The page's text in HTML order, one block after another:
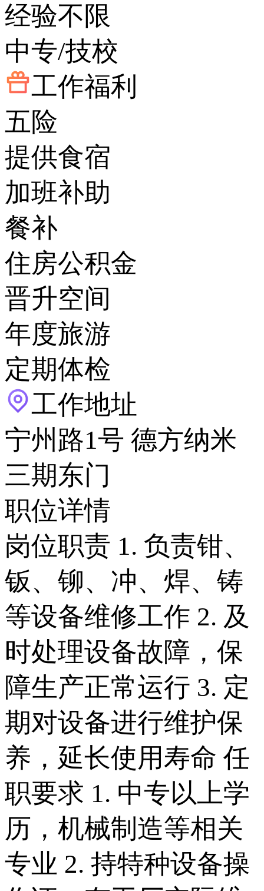
经验不限
中专/技校
工作福利
五险
提供食宿
加班补助
餐补
住房公积金
晋升空间
年度旅游
定期体检
工作地址
宁州路1号 德方纳米
三期东门
职位详情
岗位职责 1. 负责钳、
钣、铆、冲、焊、铸
等设备维修工作 2. 及
时处理设备故障，保
障生产正常运行 3. 定
期对设备进行维护保
养，延长使用寿命 任
职要求 1. 中专以上学
历，机械制造等相关
专业 2. 持特种设备操